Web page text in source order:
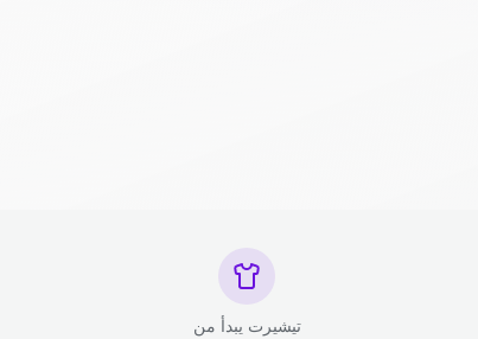
تيشيرت يبدأ من